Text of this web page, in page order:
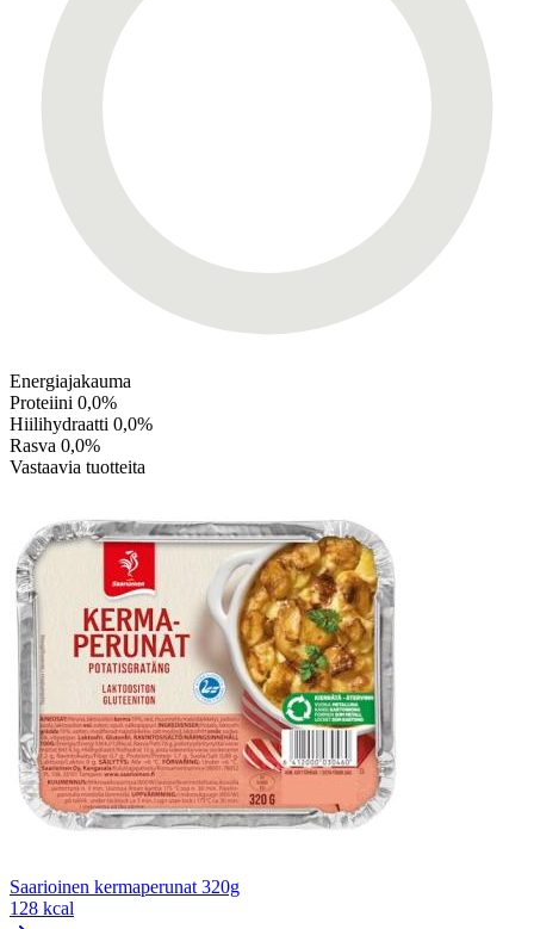
Energiajakauma
Proteiini 0,0%
Hiilihydraatti 0,0%
Rasva 0,0%
Vastaavia tuotteita
Saarioinen kermaperunat 320g
128 kcal